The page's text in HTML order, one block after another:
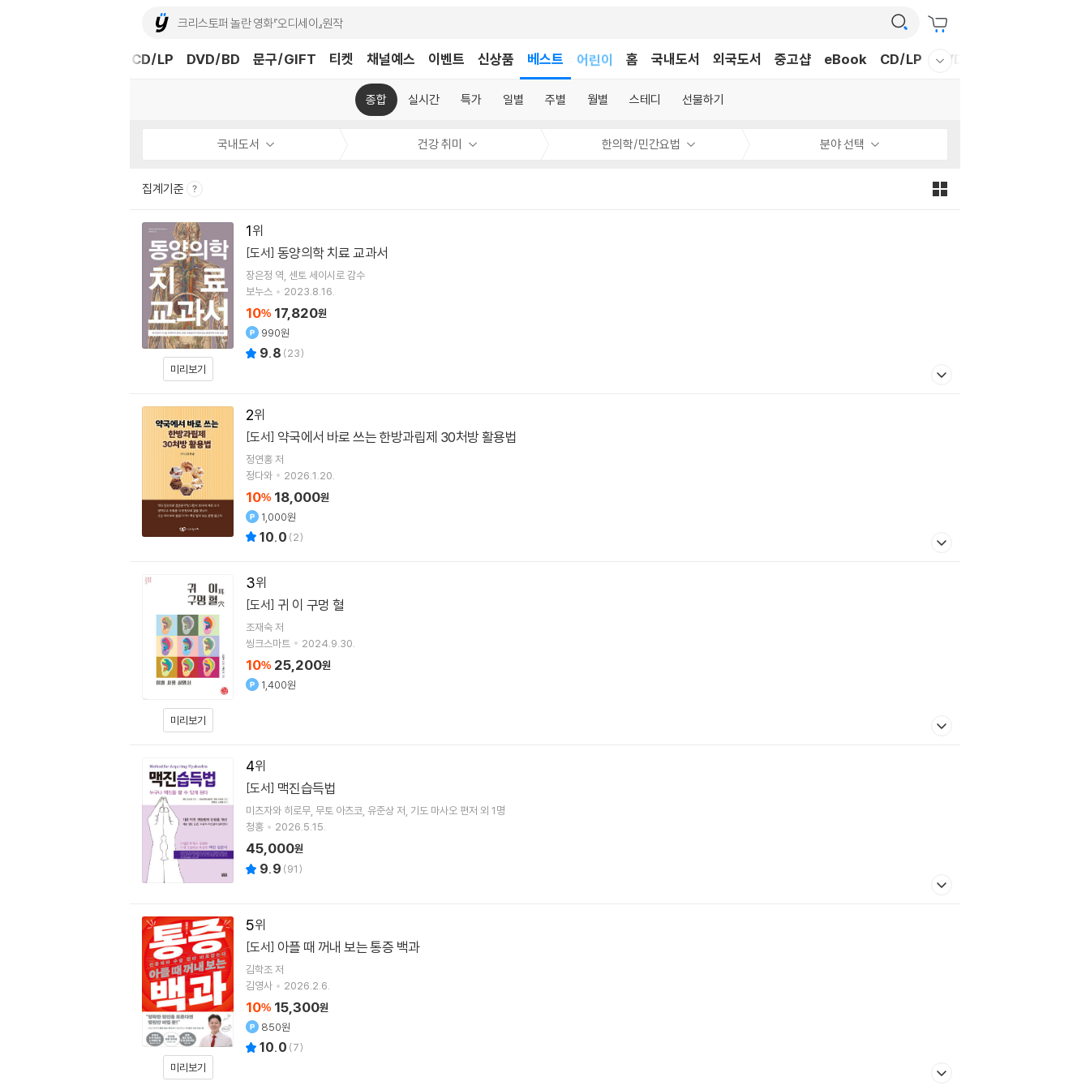
채널예스 이벤트 신상품 베스트
어린이
어린이
홈 국내도서 외국도서 중고샵 eBook CD/LP DVD/BD
CD/LP DVD/BD 문구/GIFT 티켓
종합 실시간 특가 일별 주별 월별 스테디 선물하기
국내도서 건강 취미 한의학/민간요법 분야 선택
집계기준
1
미리보기
[도서] 동양의학 치료 교과서
장은정 역 센토 세이시로 감수
보누스
2023.8.16.
10% 17,820원
990원
9.8 (23)
2
[도서] 약국에서 바로 쓰는 한방과립제 30처방 활용법
정연홍저
정다와
2026.1.20.
10% 18,000원
1,000원
10.0 (2)
3
미리보기
[도서] 귀 이 구멍 혈
조재숙저
씽크스마트
2024.9.30.
10% 25,200원
1,400원
4
[도서] 맥진습득법
미츠자와 히로무 무토 아츠코 유준상저 기도 마사오 편저 외 1명
청홍
2026.5.15.
45,000원
9.9 (91)
5
미리보기
[도서] 아플 때 꺼내 보는 통증 백과
김학조 저
김영사
2026.2.6.
10% 15,300원
850원
10.0 (7)